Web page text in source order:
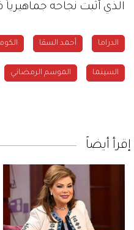
الذي أثبت نجاحه جماهيرياً
الدراما أحمد السقا
السينما الموسم الرمضاني
إقرأ أيضاً